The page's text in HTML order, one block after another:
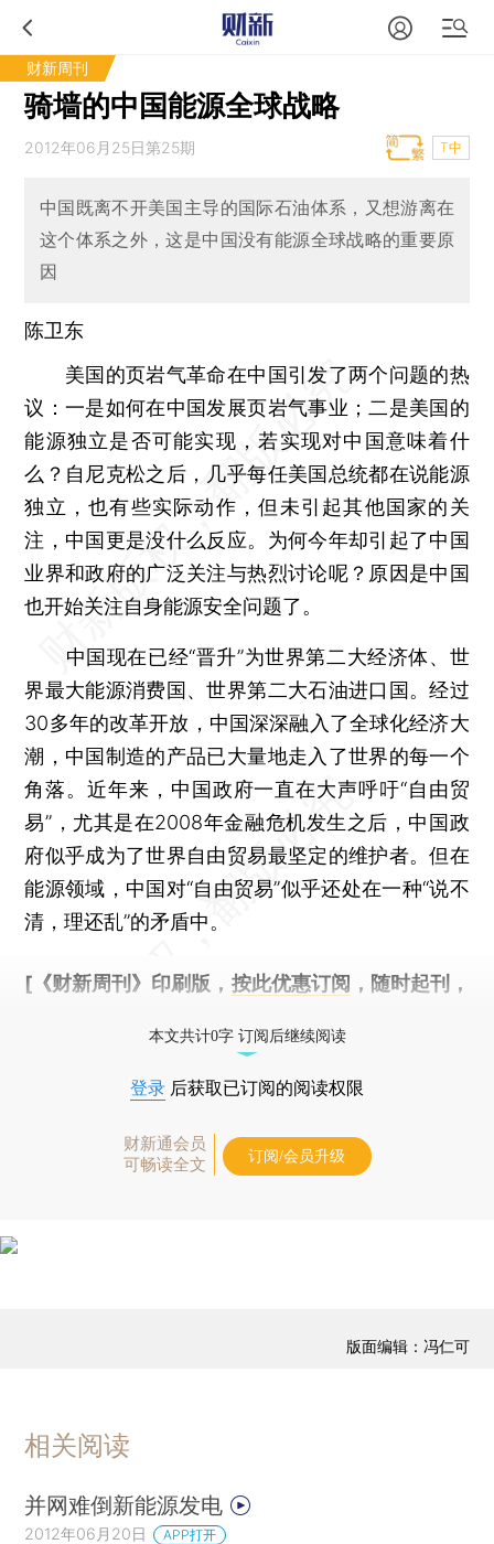
财新周刊
骑墙的中国能源全球战略
2012年06月25日第25期 T中
中国既离不开美国主导的国际石油体系，又想游离在
这个体系之外，这是中国没有能源全球战略的重要原
因
陈卫东
美国的页岩气革命在中国引发了两个问题的热
议：一是如何在中国发展页岩气事业；二是美国的
能源独立是否可能实现，若实现对中国意味着什
么？自尼克松之后，几乎每任美国总统都在说能源
独立，也有些实际动作，但未引起其他国家的关
注，中国更是没什么反应。为何今年却引起了中国
业界和政府的广泛关注与热烈讨论呢？原因是中国
也开始关注自身能源安全问题了。
中国现在已经“晋升”为世界第二大经济体、世
界最大能源消费国、世界第二大石油进口国。经过
30多年的改革开放，中国深深融入了全球化经济大
潮，中国制造的产品已大量地走入了世界的每一个
角落。近年来，中国政府一直在大声呼吁“自由贸
易”，尤其是在2008年金融危机发生之后，中国政
府似乎成为了世界自由贸易最坚定的维护者。但在
能源领域，中国对“自由贸易”似乎还处在一种“说不
清，理还乱”的矛盾中。
[《财新周刊》印刷版， 按此优惠订阅 ，随时起刊，
本文共计0字 订阅后继续阅读
登录 后获取已订阅的阅读权限
财新通会员
可畅读全文
订阅/会员升级
版面编辑：冯仁可
相关阅读
并网难倒新能源发电
2012年06月20日 APP打开